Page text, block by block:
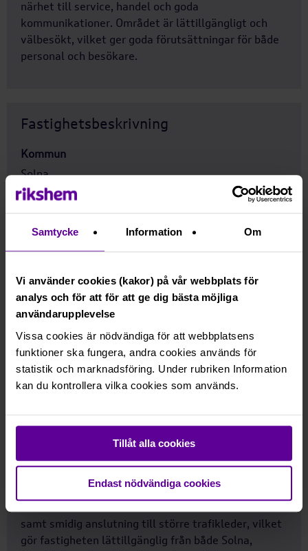
Samtycke Information Om
Vi använder cookies (kakor) på vår webbplats för
analys och för att för att ge dig bästa möjliga
användarupplevelse
Vissa cookies är nödvändiga för att webbplatsens
funktioner ska fungera, andra cookies används för
statistik och marknadsföring. Under rubriken Information
kan du kontrollera vilka cookies som används.
Tillåt alla cookies
Endast nödvändiga cookies
närhet till service, handel och goda
kommunikationer. Området är lättillgängligt och
välbesökt, vilket ger goda förutsättningar för både
personal och besökare.
Fastighetsbeskrivning
Kommun
Solna
Område
Ort
Gatuadress
Hagalundsgatan 35
Byggår
Omgivning
väletablerat område i Solna, med närhet till
Hagalundsgatans centrum och ett brett utbud av
service. I närområdet finns restaurang, Willys och
för både anställda och besökare. Området har goda
samt smidig anslutning till större trafikleder, vilket
gör fastigheten lättillgänglig från både Solna,